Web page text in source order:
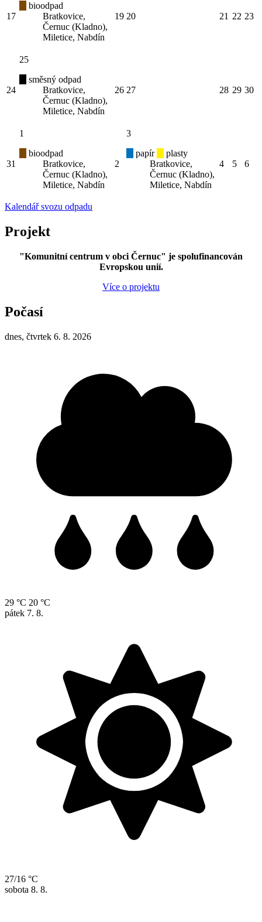
17
bioodpad
Bratkovice,
Černuc (Kladno),
Miletice, Nabdín
19 20 21 22 23
24
25
směsný odpad
Bratkovice,
Černuc (Kladno),
Miletice, Nabdín
26 27 28 29 30
31
1
bioodpad
Bratkovice,
Černuc (Kladno),
Miletice, Nabdín
2
3
papír
plasty
Bratkovice,
Černuc (Kladno),
Miletice, Nabdín
4 5 6
Kalendář svozu odpadu
Projekt
"Komunitní centrum v obci Černuc" je spolufinancován
Evropskou unií.
Více o projektu
Počasí
dnes, čtvrtek 6. 8. 2026
29 °C 20 °C
pátek 7. 8.
27/16 °C
sobota 8. 8.